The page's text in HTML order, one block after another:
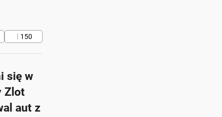
150
się w
Zlot
aut z